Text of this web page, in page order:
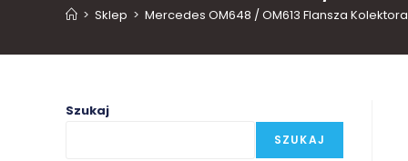
> Sklep > Mercedes OM648 / OM613 Flansza
Szukaj
SZUKAJ